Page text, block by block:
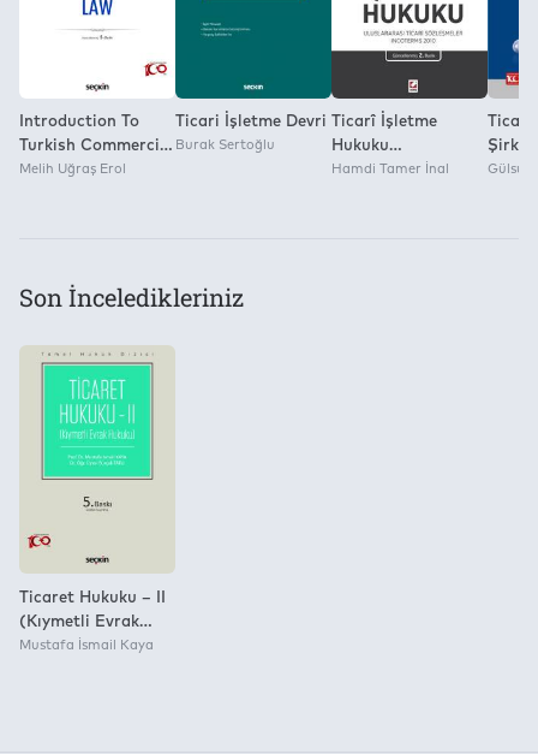
Introduction To
Turkish Commercial
Law
Melih Uğraş Erol
Ticari İşletme Devri
Burak Sertoğlu
Ticarî İşletme
Hukuku
Uluslararası Ticarî
Hamdi Tamer İnal
Para/
Gülsu
Son İnceledikleriniz
Ticaret Hukuku – II
(Kıymetli Evrak
Hukuku)
Mustafa İsmail Kaya